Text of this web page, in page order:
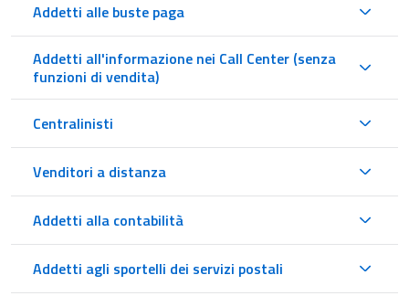
Addetti alle buste paga
Addetti all'informazione nei Call Center (senza
funzioni di vendita)
Centralinisti
Venditori a distanza
Addetti alla contabilità
Addetti agli sportelli dei servizi postali